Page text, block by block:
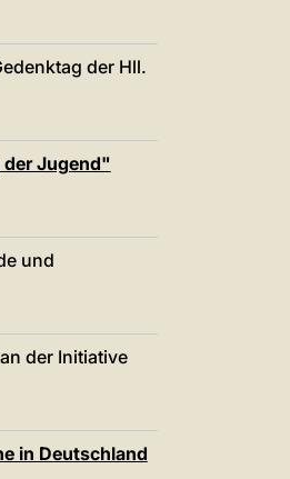
der Hll.
der Jugend"
und
der Initiative
in Deutschland